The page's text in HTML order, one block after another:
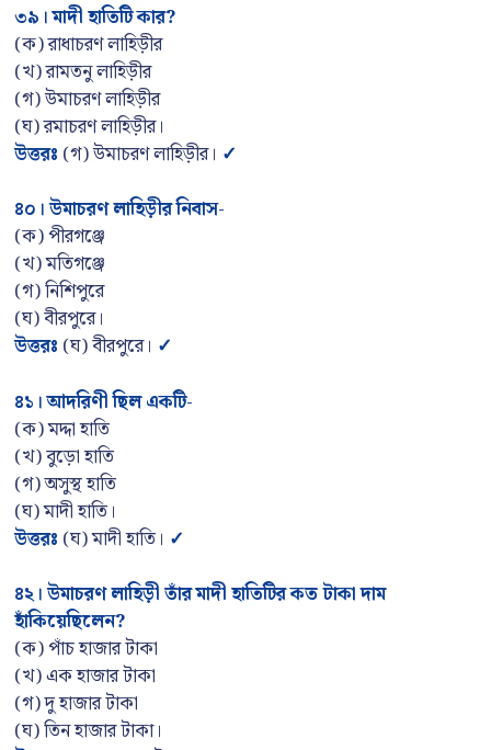
৩৯ ।মাদী হাতিটি কার?
(ক) রাধাচরণ লাহিড়ীর
(খ) রামতনু লাহিড়ীর
(গ) উমাচরণ লাহিড়ীর
(ঘ) রমাচরণ লাহিড়ীর।
উত্তরঃ (গ) উমাচরণ লাহিড়ীর। ✓
৪০ ।উমাচরণ লাহিড়ীর নিবাস-
(ক) পীরগঞ্জে
(খ) মতিগঞ্জে
(গ) নিশিপুরে
(ঘ) বীরপুরে।
উত্তরঃ (ঘ) বীরপুরে। ✓
৪১ ।আদরিণী ছিল একটি-
(ক) মদ্দা হাতি
(খ) বুড়ো হাতি
(গ) অসুস্থ হাতি
(ঘ) মাদী হাতি।
উত্তরঃ (ঘ) মাদী হাতি। ✓
৪২।উমাচরণ লাহিড়ী তাঁর মাদী হাতিটির কত টাকা দাম
হাঁকিয়েছিলেন?
(ক) পাঁচ হাজার টাকা
(খ) এক হাজার টাকা
(গ) দু হাজার টাকা
(ঘ) তিন হাজার টাকা।